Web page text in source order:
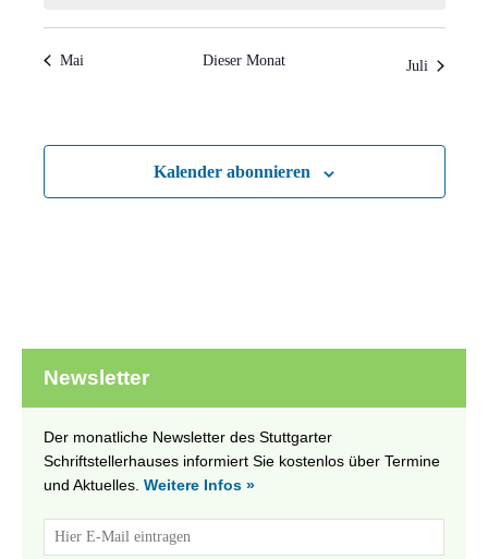
Mai Dieser Monat Juli
Kalender abonnieren
Newsletter
Der monatliche Newsletter des Stuttgarter
Schriftstellerhauses informiert Sie kostenlos über Termine
und Aktuelles. Weitere Infos »